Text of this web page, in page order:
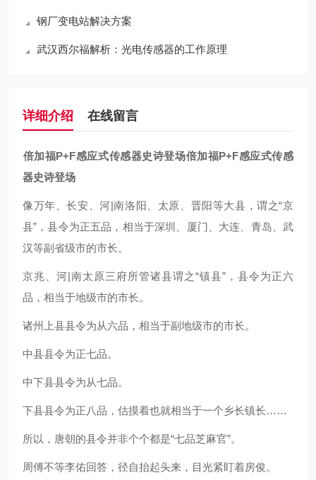
钢厂变电站解决方案
武汉西尔福解析：光电传感器的工作原理
详细介绍 在线留言
倍加福P+F感应式传感器史诗登场倍加福P+F感应式传感
器史诗登场
像万年、长安、河|南洛阳、太原、晋阳等大县，谓之“京
县”，县令为正五品，相当于深圳、厦门、大连、青岛、武
汉等副省级市的市长。
京兆、河|南太原三府所管诸县谓之“镇县”，县令为正六
品，相当于地级市的市长。
诸州上县县令为从六品，相当于副地级市的市长。
中县县令为正七品。
中下县县令为从七品。
下县县令为正八品，估摸着也就相当于一个乡长镇长……
所以，唐朝的县令并非个个都是“七品芝麻官”。
周傅不等李佑回答，径自抬起头来，目光紧盯着房俊。